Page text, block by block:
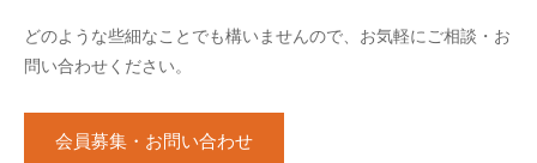
どのような些細なことでも構いませんので、お気軽にご相談・お
問い合わせください。
会員募集・お問い合わせ